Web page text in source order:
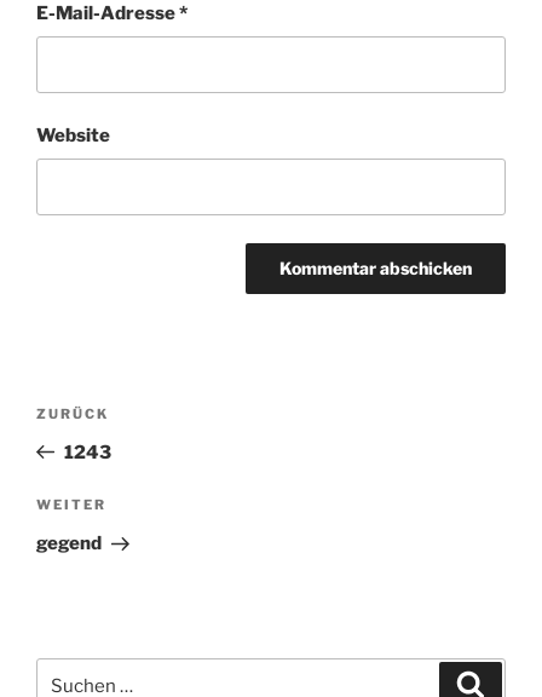
E-Mail-Adresse*
Website
Beitragsnavigation
Vorheriger
Beitrag
ZURÜCK
1243
Nächster
Beitrag
WEITER
gegend
Suchen